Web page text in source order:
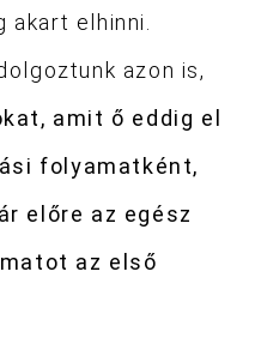
akart elhinni.
azon is,
amit ő eddig el
folyamatként,
előre az egész
az első